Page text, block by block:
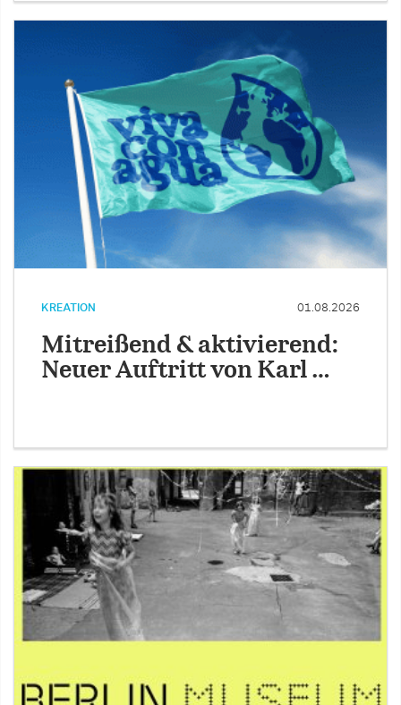
KREATION 01.08.2026
Mitreißend & aktivierend:
Neuer Auftritt von Karl …